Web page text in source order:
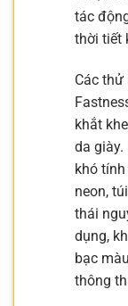
tác
thời tiết
Các thử
khắt
da giày.
khó
neon,
thái
dụng,
bạc
thông